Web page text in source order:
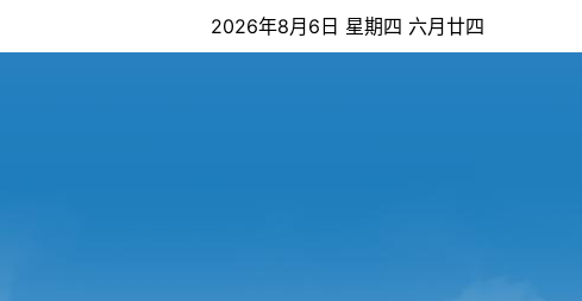
2026年8月6日 星期四 六月廿四